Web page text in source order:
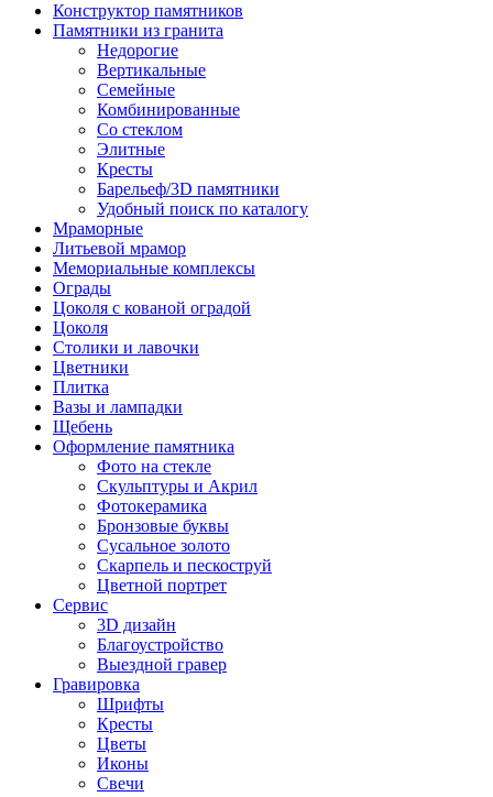
Конструктор памятников
Памятники из гранита
Недорогие
Вертикальные
Семейные
Комбинированные
Со стеклом
Элитные
Кресты
Барельеф/3D памятники
Удобный поиск по каталогу
Мраморные
Литьевой мрамор
Мемориальные комплексы
Ограды
Цоколя с кованой оградой
Цоколя
Столики и лавочки
Цветники
Плитка
Вазы и лампадки
Щебень
Оформление памятника
Фото на стекле
Скульптуры и Акрил
Фотокерамика
Бронзовые буквы
Сусальное золото
Скарпель и пескоструй
Цветной портрет
Сервис
3D дизайн
Благоустройство
Выездной гравер
Гравировка
Шрифты
Кресты
Цветы
Иконы
Свечи